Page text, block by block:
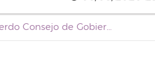
ACG162025 Acuerdo Consejo de Gobierno, sesión ordinaria del día 01 de julio de 2025, punto 8 b) del orden del día.